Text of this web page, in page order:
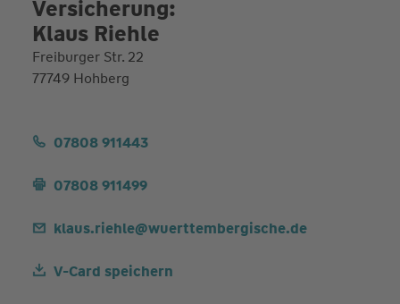
Versicherung:
Klaus Riehle
Freiburger Str. 22
77749 Hohberg
07808 911443
07808 911499
klaus.riehle@wuerttembergische.de
V-Card speichern